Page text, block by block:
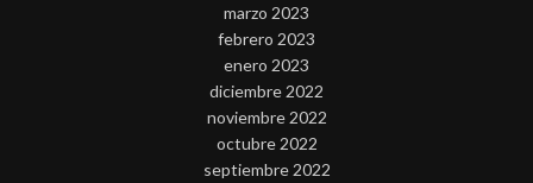
marzo 2023
febrero 2023
enero 2023
diciembre 2022
noviembre 2022
octubre 2022
septiembre 2022